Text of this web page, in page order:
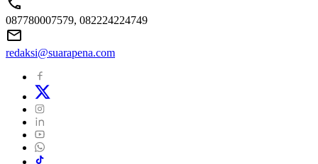
087780007579, 082224224749
redaksi@suarapena.com